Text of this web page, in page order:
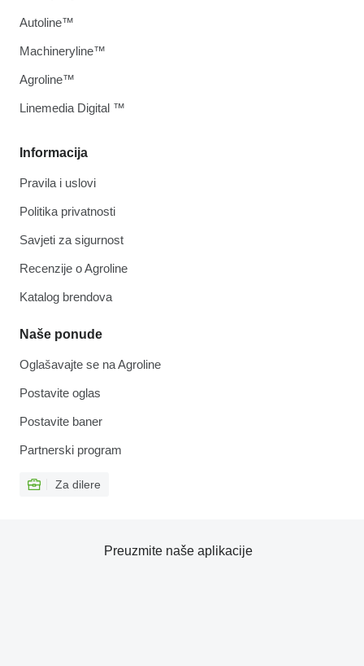
Informacija
Pravila i uslovi
Politika privatnosti
Savjeti za sigurnost
Recenzije o Agroline
Katalog brendova
Naše ponude
Oglašavajte se na Agroline
Postavite oglas
Postavite baner
Partnerski program
Za dilere
Autoline™
Machineryline™
Agroline™
Linemedia Digital ™
Preuzmite naše aplikacije